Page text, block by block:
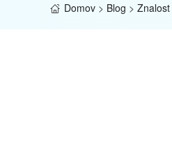
Domov > Blog > Znalost